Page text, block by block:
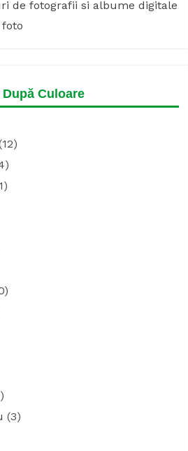
de fotografii si albume digitale
foto
Culoare
(3)